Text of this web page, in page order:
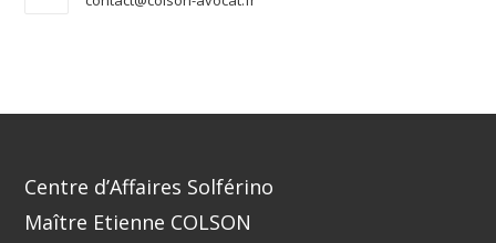
Centre d’Affaires Solférino
Maître Etienne COLSON